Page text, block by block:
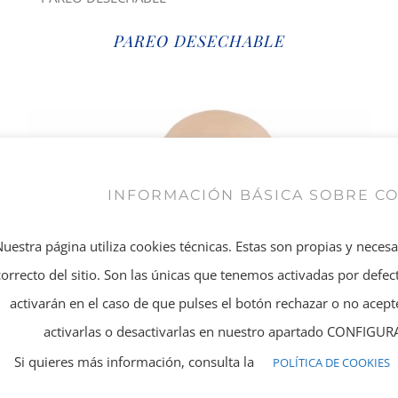
PAREO DESECHABLE
INFORMACIÓN BÁSICA SOBRE
página utiliza cookies técnicas. Estas son propias y
del sitio. Son las únicas que tenemos activadas por
activarán en el caso de que pulses el botón rechazar o no
activarlas o desactivarlas en nuestro apartado
Si quieres más información, consulta la
POLÍTICA DE COOKIES